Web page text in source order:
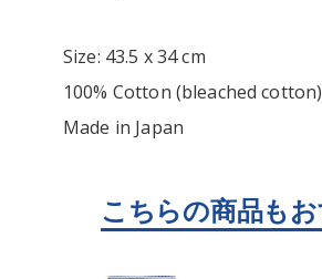
Size: 43.5 x 34 cm
100% Cotton (bleached cotton)
Made in Japan